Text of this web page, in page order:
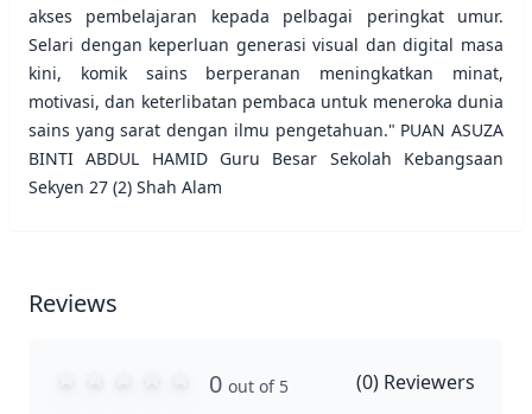
akses pembelajaran kepada pelbagai peringkat umur.
Selari dengan keperluan generasi visual dan digital masa
kini, komik sains berperanan meningkatkan minat,
motivasi, dan keterlibatan pembaca untuk meneroka dunia
sains yang sarat dengan ilmu pengetahuan." PUAN ASUZA
BINTI ABDUL HAMID Guru Besar Sekolah Kebangsaan
Sekyen 27 (2) Shah Alam
Reviews
0 out of 5 (0) Reviewers